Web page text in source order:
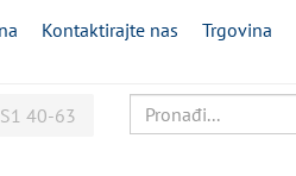
Kontaktirajte nas Trgovina
40-63